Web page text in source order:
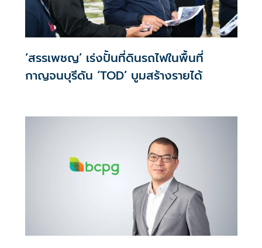
‘สรรเพชญ’ เร่งปั้นที่ดินรถไฟในพื้นที่
กาญจนบุรีดัน ‘TOD’ บูมสร้างรายได้